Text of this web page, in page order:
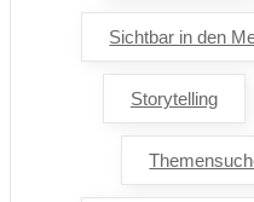
Sichtbar in den
Storytelling